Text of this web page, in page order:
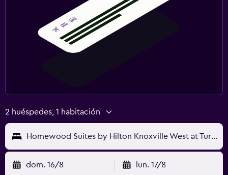
2 huéspedes, 1 habitación
Homewood Suites by Hilton Knoxville West at Turkey Creek
dom. 16/8 lun. 17/8